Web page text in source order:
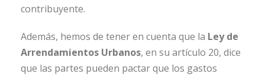
contribuyente.
Además, hemos de tener en cuenta que la Ley de
Arrendamientos Urbanos, en su artículo 20, dice
que las partes pueden pactar que los gastos